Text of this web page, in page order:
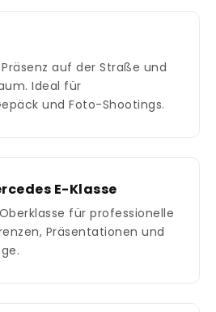
auf der Straße und
Ideal für
und Foto-Shootings.
E-Klasse
für professionelle
Präsentationen und